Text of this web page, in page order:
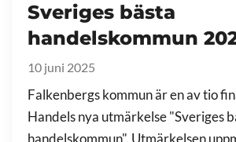
Sveriges bästa
handelskommun
10 juni 2025
Falkenbergs kommun är en av tio
Handels nya utmärkelse "Sveriges
handelskommun". Utmärkelsen